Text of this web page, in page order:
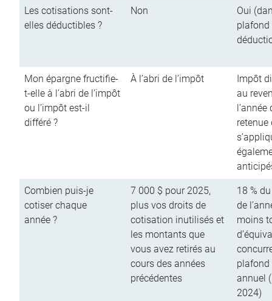
Les cotisations sont-
elles déductibles ?
Non
Oui
plafond
Mon épargne fructifie-
t-elle à l’abri de l’impôt
ou l’impôt est-il
différé ?
À l’abri de l’impôt
Impôt
au
retenue
Combien puis-je
cotiser chaque
année ?
7 000 $ pour 2025,
plus vos droits de
cotisation inutilisés et
les montants que
vous avez retirés au
cours des années
précédentes
18 %
de
moins
annuel
2024)